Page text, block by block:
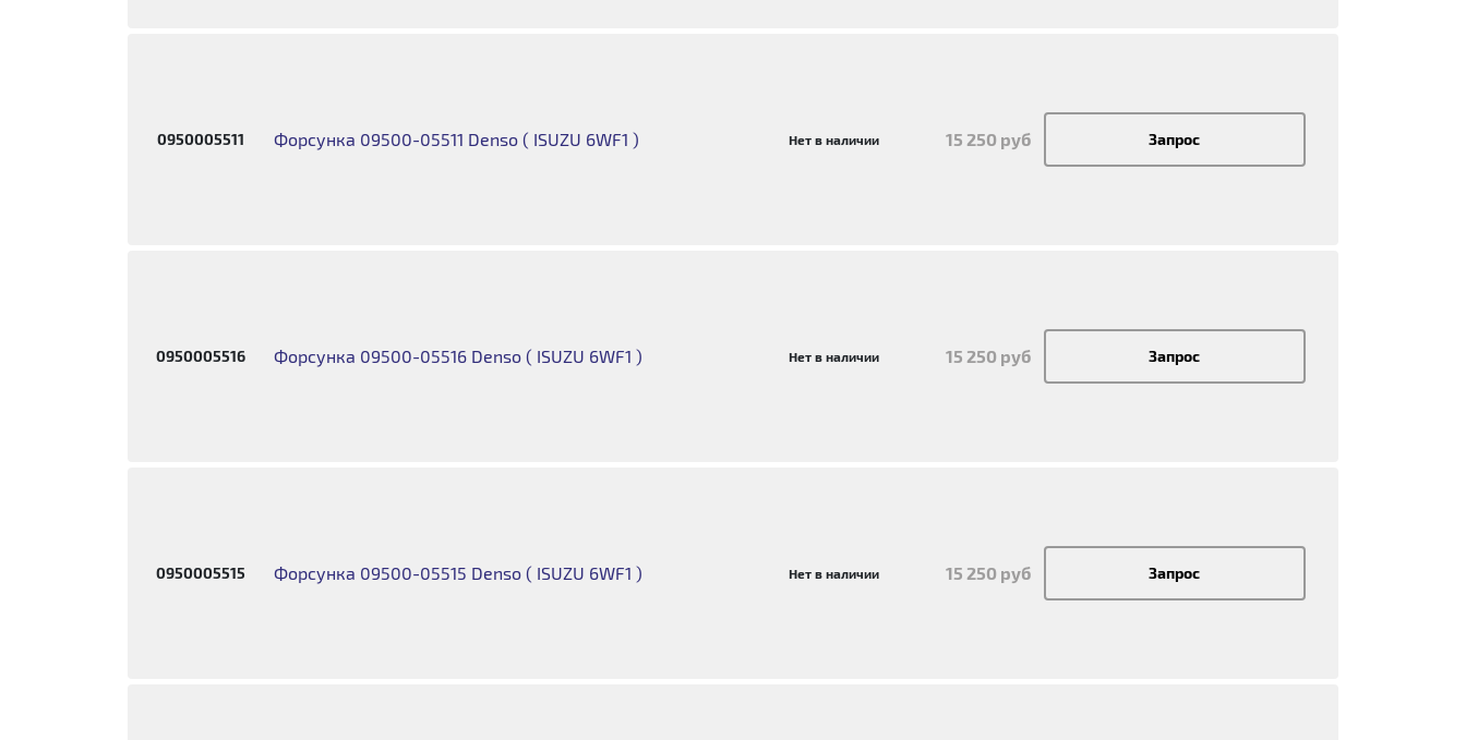
0950005511 Форсунка 09500-05511 Denso ( ISUZU 6WF1 ) Нет в наличии 15 250 руб Запрос
0950005516 Форсунка 09500-05516 Denso ( ISUZU 6WF1 ) Нет в наличии 15 250 руб Запрос
0950005515 Форсунка 09500-05515 Denso ( ISUZU 6WF1 ) Нет в наличии 15 250 руб Запрос